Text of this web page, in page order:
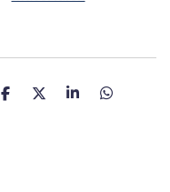
D
D
S
D